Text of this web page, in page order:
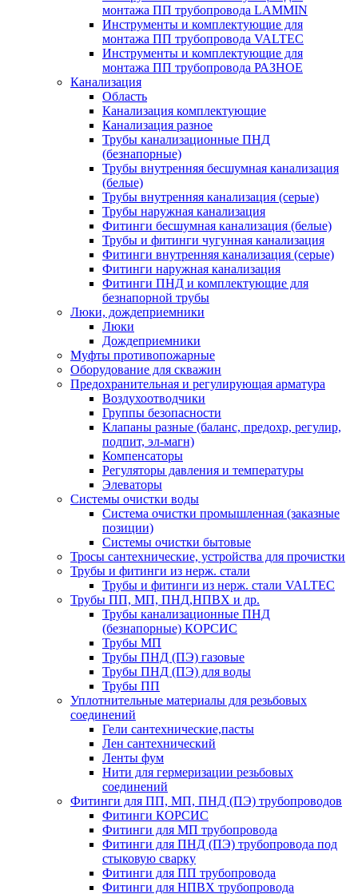
монтажа ПП трубопровода LAMMIN
Инструменты и комплектующие для
монтажа ПП трубопровода VALTEC
Инструменты и комплектующие для
монтажа ПП трубопровода РАЗНОЕ
Канализация
Область
Канализация комплектующие
Канализация разное
Трубы канализационные ПНД
(безнапорные)
Трубы внутренняя бесшумная канализация
(белые)
Трубы внутренняя канализация (серые)
Трубы наружная канализация
Фитинги бесшумная канализация (белые)
Трубы и фитинги чугунная канализация
Фитинги внутренняя канализация (серые)
Фитинги наружная канализация
Фитинги ПНД и комплектующие для
безнапорной трубы
Люки, дождеприемники
Люки
Дождеприемники
Муфты противопожарные
Оборудование для скважин
Предохранительная и регулирующая арматура
Воздухоотводчики
Группы безопасности
Клапаны разные (баланс, предохр, регулир,
подпит, эл-магн)
Компенсаторы
Регуляторы давления и температуры
Элеваторы
Системы очистки воды
Система очистки промышленная (заказные
позиции)
Системы очистки бытовые
Тросы сантехнические, устройства для прочистки
Трубы и фитинги из нерж. стали
Трубы и фитинги из нерж. стали VALTEC
Трубы ПП, МП, ПНД,НПВХ и др.
Трубы канализационные ПНД
(безнапорные) КОРСИС
Трубы МП
Трубы ПНД (ПЭ) газовые
Трубы ПНД (ПЭ) для воды
Трубы ПП
Уплотнительные материалы для резьбовых
соединений
Гели сантехнические,пасты
Лен сантехнический
Ленты фум
Нити для гермеризации резьбовых
соединений
Фитинги для ПП, МП, ПНД (ПЭ) трубопроводов
Фитинги КОРСИС
Фитинги для МП трубопровода
Фитинги для ПНД (ПЭ) трубопровода под
стыковую сварку
Фитинги для ПП трубопровода
Фитинги для НПВХ трубопровода